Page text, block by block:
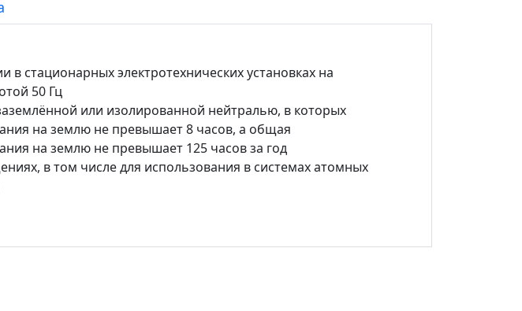
стационарных электротехнических установках на
50 Гц
или изолированной нейтралью, в которых
на землю не превышает 8 часов, а общая
на землю не превышает 125 часов за год
в том числе для использования в системах атомных